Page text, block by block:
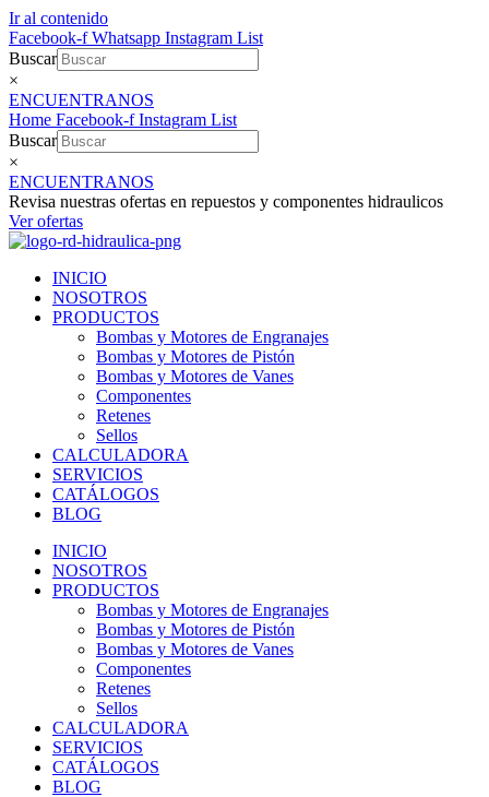
Ir al contenido
Facebook-f Whatsapp Instagram List
Buscar
×
ENCUENTRANOS
Home Facebook-f Instagram List
Buscar
×
ENCUENTRANOS
Revisa nuestras ofertas en repuestos y componentes hidraulicos
Ver ofertas
INICIO
NOSOTROS
PRODUCTOS
Bombas y Motores de Engranajes
Bombas y Motores de Pistón
Bombas y Motores de Vanes
Componentes
Retenes
Sellos
CALCULADORA
SERVICIOS
CATÁLOGOS
BLOG
INICIO
NOSOTROS
PRODUCTOS
Bombas y Motores de Engranajes
Bombas y Motores de Pistón
Bombas y Motores de Vanes
Componentes
Retenes
Sellos
CALCULADORA
SERVICIOS
CATÁLOGOS
BLOG